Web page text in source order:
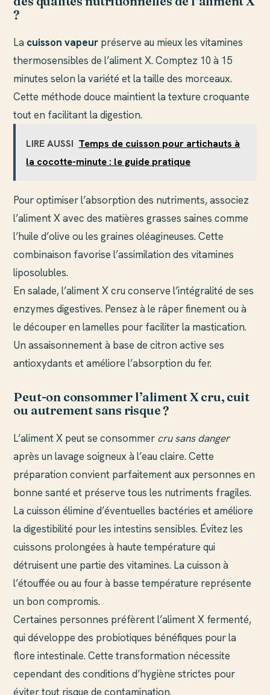
?
La cuisson vapeur préserve au mieux les vitamines
thermosensibles de l’aliment X. Comptez 10 à 15
minutes selon la variété et la taille des morceaux.
Cette méthode douce maintient la texture croquante
tout en facilitant la digestion.
LIRE AUSSI Temps de cuisson pour artichauts à
la cocotte-minute : le guide pratique
Pour optimiser l’absorption des nutriments, associez
l’aliment X avec des matières grasses saines comme
l’huile d’olive ou les graines oléagineuses. Cette
combinaison favorise l’assimilation des vitamines
liposolubles.
En salade, l’aliment X cru conserve l’intégralité de ses
enzymes digestives. Pensez à le râper finement ou à
le découper en lamelles pour faciliter la mastication.
Un assaisonnement à base de citron active ses
antioxydants et améliore l’absorption du fer.
Peut-on consommer l’aliment X cru, cuit
ou autrement sans risque ?
L’aliment X peut se consommer cru sans danger
après un lavage soigneux à l’eau claire. Cette
préparation convient parfaitement aux personnes en
bonne santé et préserve tous les nutriments fragiles.
La cuisson élimine d’éventuelles bactéries et améliore
la digestibilité pour les intestins sensibles. Évitez les
cuissons prolongées à haute température qui
détruisent une partie des vitamines. La cuisson à
l’étouffée ou au four à basse température représente
un bon compromis.
Certaines personnes préfèrent l’aliment X fermenté,
qui développe des probiotiques bénéfiques pour la
flore intestinale. Cette transformation nécessite
cependant des conditions d’hygiène strictes pour
éviter tout risque de contamination.